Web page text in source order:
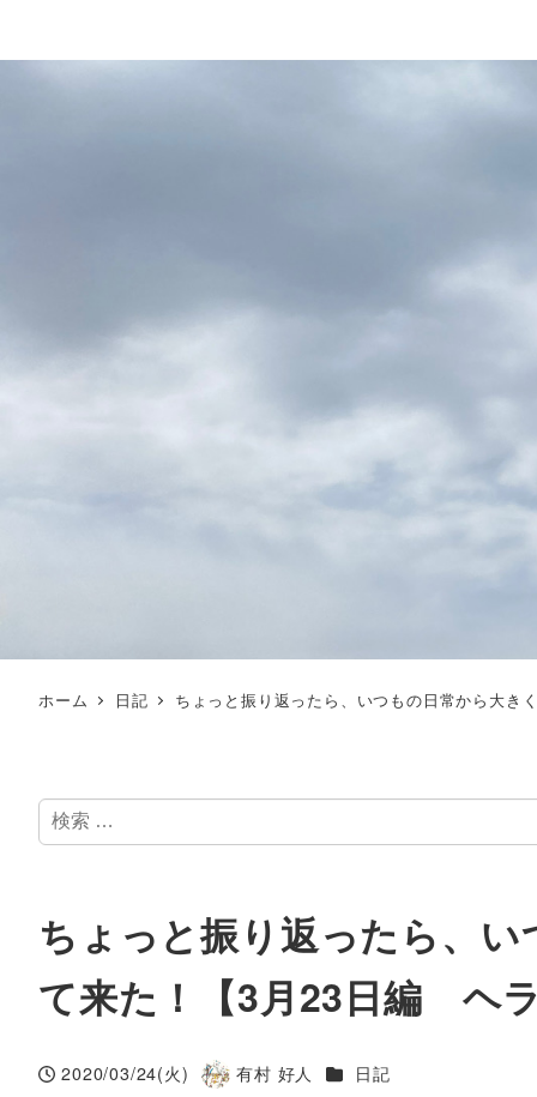
ホーム 日記 ちょっと振り返ったら、いつもの日常から大
検
索
ちょっと振り返ったら、
て来た！【3月23日編 ヘ
投稿日
2020/03/24(火)
著
有村 好人 カテゴリー
日記